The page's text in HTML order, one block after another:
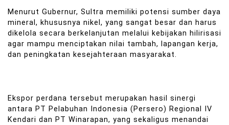
Menurut Gubernur, Sultra memiliki potensi sumber daya
mineral, khususnya nikel, yang sangat besar dan harus
dikelola secara berkelanjutan melalui kebijakan hilirisasi
agar mampu menciptakan nilai tambah, lapangan kerja,
dan peningkatan kesejahteraan masyarakat.
Ekspor perdana tersebut merupakan hasil sinergi
antara PT Pelabuhan Indonesia (Persero) Regional IV
Kendari dan PT Winarapan, yang sekaligus menandai